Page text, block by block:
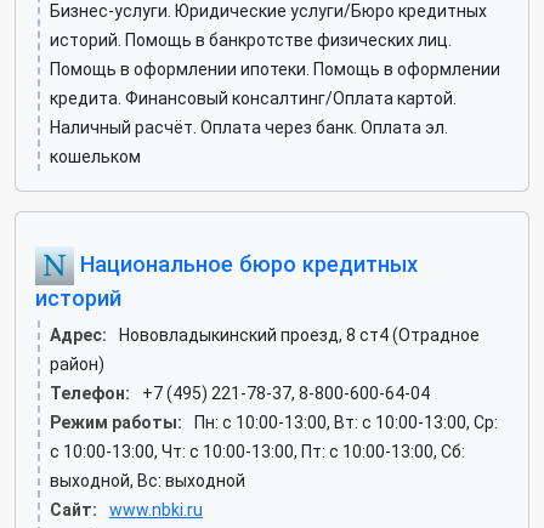
Бизнес-услуги. Юридические услуги/Бюро кредитных
историй. Помощь в банкротстве физических лиц.
Помощь в оформлении ипотеки. Помощь в оформлении
кредита. Финансовый консалтинг/Оплата картой.
Наличный расчёт. Оплата через банк. Оплата эл.
кошельком
Национальное бюро кредитных
историй
Адрес:
Нововладыкинский проезд, 8 ст4 (Отрадное
район)
Телефон:
+7 (495) 221-78-37, 8-800-600-64-04
Режим работы:
Пн: c 10:00-13:00, Вт: c 10:00-13:00, Ср:
c 10:00-13:00, Чт: c 10:00-13:00, Пт: c 10:00-13:00, Сб:
выходной, Вс: выходной
Сайт:
www.nbki.ru